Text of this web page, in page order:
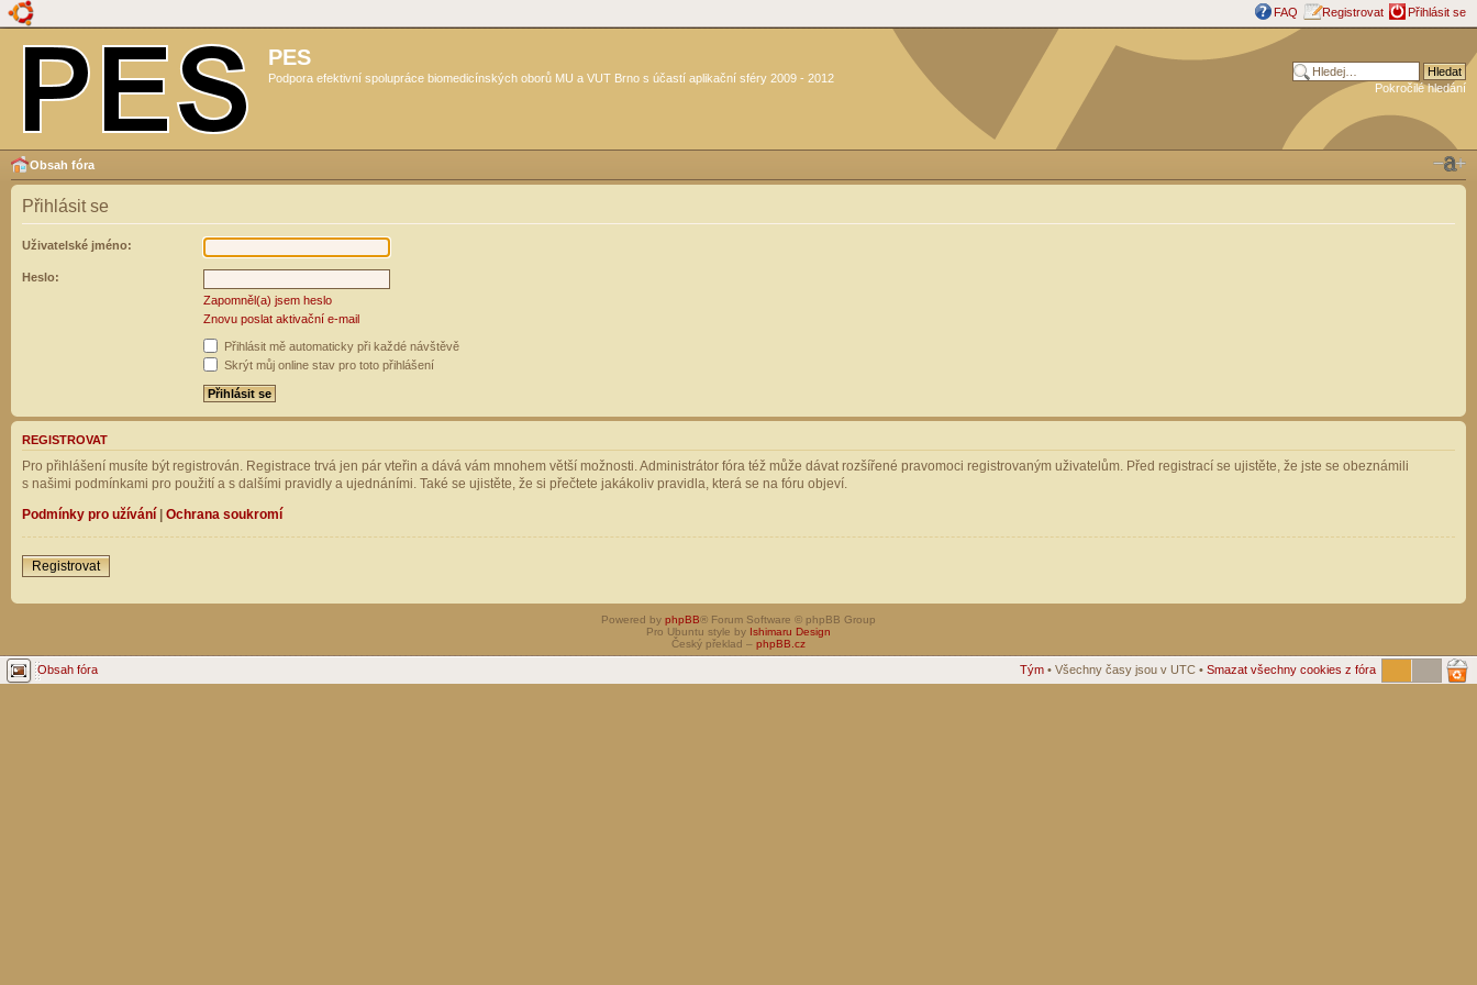
FAQ Registrovat Přihlásit se
PES
Podpora efektivní spolupráce biomedicínských oborů MU a VUT Brno s účastí aplikační sféry 2009 - 2012
Pokročilé hledání
Obsah fóra
Přihlásit se
Uživatelské jméno:
Heslo:
Zapomněl(a) jsem heslo
Znovu poslat aktivační e-mail
Přihlásit mě automaticky při každé návštěvě
Skrýt můj online stav pro toto přihlášení
REGISTROVAT
Pro přihlášení musíte být registrován. Registrace trvá jen pár vteřin a dává vám mnohem větší možnosti. Administrátor fóra též může dávat rozšířené pravomoci registrovaným uživatelům. Před registrací se ujistěte, že jste se obeznámili
s našimi podmínkami pro použití a s dalšími pravidly a ujednáními. Také se ujistěte, že si přečtete jakákoliv pravidla, která se na fóru objeví.
Podmínky pro užívání | Ochrana soukromí
Registrovat
Powered by phpBB® Forum Software © phpBB Group
Pro Ubuntu style by Ishimaru Design
Český překlad – phpBB.cz
Obsah fóra Tým • Všechny časy jsou v UTC • Smazat všechny cookies z fóra